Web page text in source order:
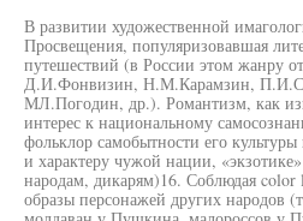
В развитии художественной
Просвещения, популяризовавшая
путешествий (в России этом жанру
Д.И.Фонвизин, Н.М.Карамзин,
МЛ.Погодин, др.). Романтизм, как
интерес к национальному
фольклор самобытности его
и характеру чужой нации,
народам, дикарям)16. Соблюдая color
образы персонажей других народов